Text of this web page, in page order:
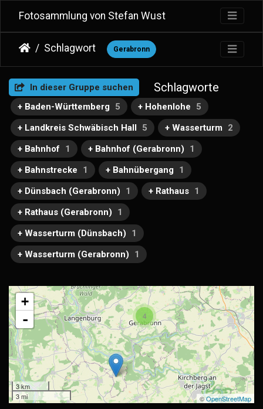
Fotosammlung von Stefan Wust
Schlagwort Gerabronn
In dieser Gruppe suchen Schlagworte
+ Baden-Württemberg 5 + Hohenlohe
5
+ Landkreis Schwäbisch Hall
5 + Wasserturm
2
+ Bahnhof
1 + Bahnhof (Gerabronn)
1
+ Bahnstrecke
1 + Bahnübergang
1
+ Dünsbach (Gerabronn)
1 + Rathaus 1
+ Rathaus (Gerabronn)
1
+ Wasserturm (Dünsbach)
1
+ Wasserturm (Gerabronn)
1
4
+
-
3 km
3 mi
©OpenStreetMap